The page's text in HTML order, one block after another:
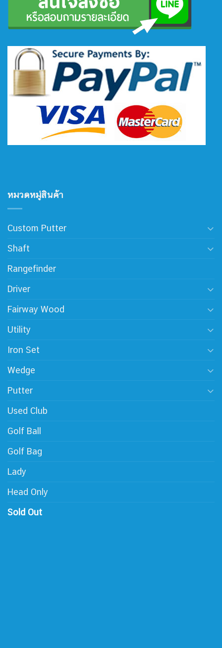
หมวดหมู่สินค้า
Custom Putter
Shaft
Rangefinder
Driver
Fairway Wood
Utility
Iron Set
Wedge
Putter
Used Club
Golf Ball
Golf Bag
Lady
Head Only
Sold Out